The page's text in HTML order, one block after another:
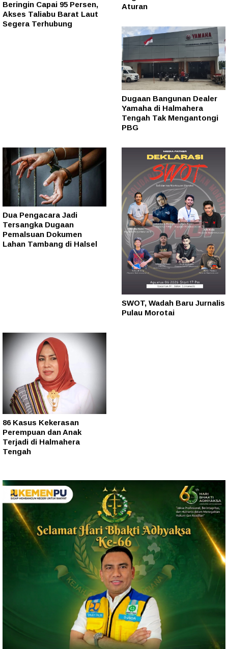
Beringin Capai 95 Persen,
Akses Taliabu Barat Laut
Segera Terhubung
Aturan
Dugaan Bangunan Dealer
Yamaha di Halmahera
Tengah Tak Mengantongi
PBG
Dua Pengacara Jadi
Tersangka Dugaan
Pemalsuan Dokumen
Lahan Tambang di Halsel
SWOT, Wadah Baru Jurnalis
Pulau Morotai
86 Kasus Kekerasan
Perempuan dan Anak
Terjadi di Halmahera
Tengah